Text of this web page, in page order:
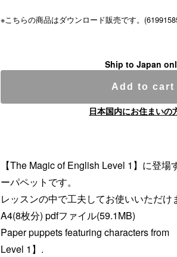
※こちらの商品はダウンロード販売です。
Ship to Japan
Add to cart
日本国内にお住まいの
【The Magic of English Level 1】に登
ーパペットです。
レッスンの中で工夫してお使いいただけ
A4(8枚分) pdfファイル(59.1MB)
Paper puppets featuring characters from
Level 1】.